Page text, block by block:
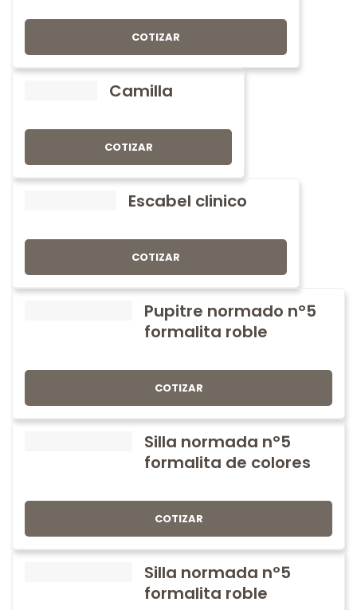
COTIZAR
Camilla
COTIZAR
Escabel clinico
COTIZAR
Pupitre normado nº5
formalita roble
COTIZAR
Silla normada nº5
formalita de colores
COTIZAR
Silla normada nº5
formalita roble